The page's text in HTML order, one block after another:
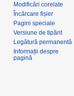
Modificări corelate
Încărcare fișier
Pagini speciale
Versiune de tipărit
Legătură permanentă
Informații despre
pagină